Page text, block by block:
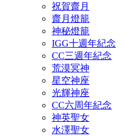
祝賀齋月
齋月燈籠
神秘燈籠
IGG十週年紀念
CC三週年紀念
荒漠冥神
星空神座
光輝神座
CC六周年紀念
神英聖女
水澤聖女